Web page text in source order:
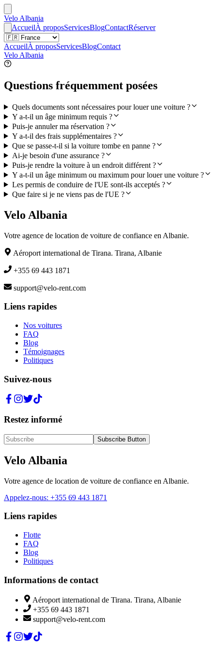
Velo Albania
AccueilÀ proposServicesBlogContactRéserver
AccueilÀ proposServicesBlogContact
Velo Albania
Questions fréquemment posées
Quels documents sont nécessaires pour louer une voiture ?
Y a-t-il un âge minimum requis ?
Puis-je annuler ma réservation ?
Y a-t-il des frais supplémentaires ?
Que se passe-t-il si la voiture tombe en panne ?
Ai-je besoin d'une assurance ?
Puis-je rendre la voiture à un endroit différent ?
Y a-t-il un âge minimum ou maximum pour louer une voiture ?
Les permis de conduire de l'UE sont-ils acceptés ?
Que faire si je ne viens pas de l'UE ?
Velo Albania
Votre agence de location de voiture de confiance en Albanie.
Aéroport international de Tirana. Tirana, Albanie
+355 69 443 1871
support@velo-rent.com
Liens rapides
Nos voitures
FAQ
Blog
Témoignages
Politiques
Suivez-nous
Restez informé
Subscribe Button
Velo Albania
Votre agence de location de voiture de confiance en Albanie.
Appelez-nous: +355 69 443 1871
Liens rapides
Flotte
FAQ
Blog
Politiques
Informations de contact
Aéroport international de Tirana. Tirana, Albanie
+355 69 443 1871
support@velo-rent.com